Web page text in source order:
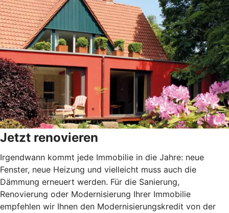
Jetzt renovieren
Irgendwann kommt jede Immobilie in die Jahre: neue
Fenster, neue Heizung und vielleicht muss auch die
Dämmung erneuert werden. Für die Sanierung,
Renovierung oder Modernisierung Ihrer Immobilie
empfehlen wir Ihnen den Modernisierungskredit von der